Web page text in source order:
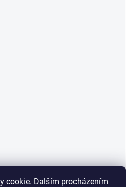
cookie. Dalším procházením